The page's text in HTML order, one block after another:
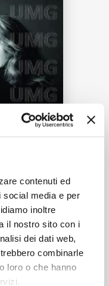
contenuti ed
social media e per
inoltre
il nostro sito con i
dei dati web,
combinarle
loro o che hanno
By
64]
03:39